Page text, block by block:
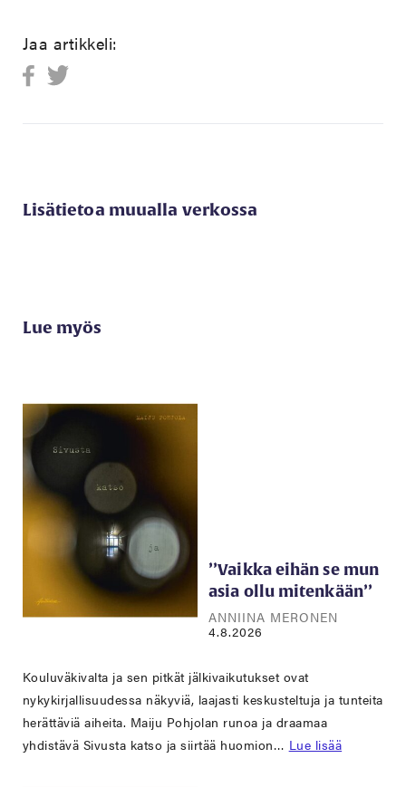
Jaa artikkeli:
Lisätietoa muualla verkossa
Lue myös
’’Vaikka eihän se mun
asia ollu mitenkään’’
ANNIINA MERONEN
4.8.2026
Kouluväkivalta ja sen pitkät jälkivaikutukset ovat
nykykirjallisuudessa näkyviä, laajasti keskusteltuja ja tunteita
herättäviä aiheita. Maiju Pohjolan runoa ja draamaa
yhdistävä Sivusta katso ja siirtää huomion… Lue lisää